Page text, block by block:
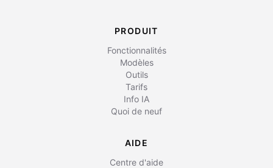
PRODUIT
Fonctionnalités
Modèles
Outils
Tarifs
Info IA
Quoi de neuf
AIDE
Centre d'aide